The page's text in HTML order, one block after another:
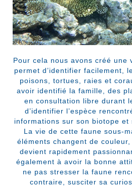
Pour cela nous avons créé une
permet d’identifier facilement,
poisons, tortues, raies et
avoir identifié la famille, des
en consultation libre durant
d’identifier l’espèce
informations sur son biotope
La vie de cette faune sous-
éléments changent de
devient rapidement
également à avoir la bonne
ne pas stresser la faune
contraire, susciter sa